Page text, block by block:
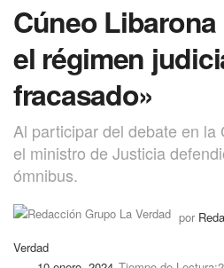
Cúneo
el régimen
fracasado»
Al participar del debate en la
el ministro de Justicia
ómnibus.
por
Verdad